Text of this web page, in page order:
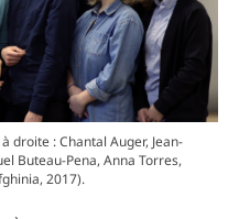
droite : Chantal Auger, Jean-
Buteau-Pena, Anna Torres,
2017).